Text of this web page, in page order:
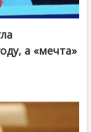
а «мечта»